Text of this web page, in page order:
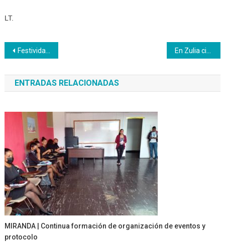
LT.
Navegación
de
entradas
Festividad navideña disfrutaron niños y niñas de Inces Cojedes
ENTRADAS RELACIONADAS
MIRANDA | Continua formación de organización de eventos y
protocolo